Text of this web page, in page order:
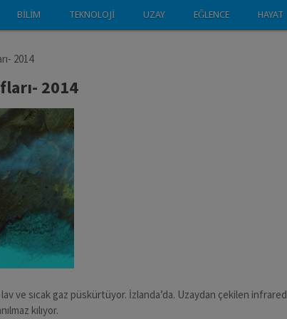
BILIM TEKNOLOJI UZAY EĞLENCE HAYAT
2014
2014
ve sıcak gaz püskürtüyor. İzlanda’da. Uzaydan çekilen infrared
kılıyor.